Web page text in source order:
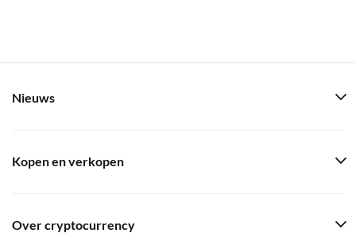
Nieuws
Kopen en verkopen
Over cryptocurrency